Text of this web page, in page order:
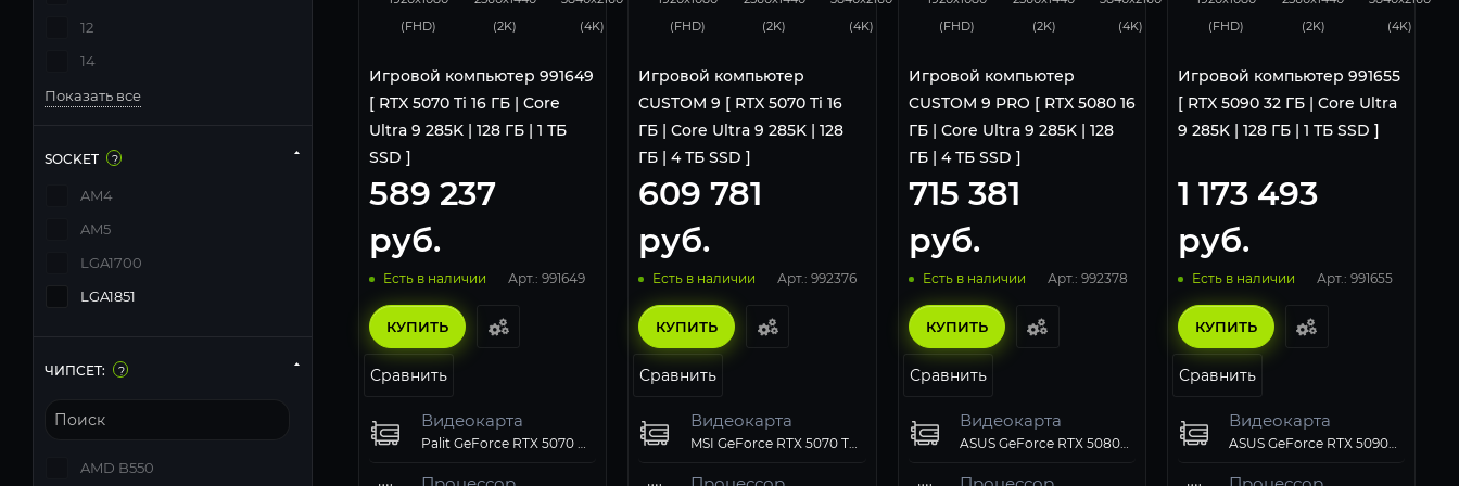
(FHD)
(2K)
(4K)
Игровой компьютер 991649
[ RTX 5070 Ti 16 ГБ | Core
Ultra 9 285K | 128 ГБ | 1 ТБ
SSD ]
589 237
руб.
Есть в наличии Арт.: 991649
КУПИТЬ
Сравнить
Видеокарта
(FHD)
(2K)
(4K)
Игровой компьютер
CUSTOM 9 [ RTX 5070 Ti 16
ГБ | Core Ultra 9 285K | 128
ГБ | 4 ТБ SSD ]
609 781
руб.
Есть в наличии Арт.: 992376
КУПИТЬ
Сравнить
Видеокарта
MSI GeForce RTX 5070 Ti SHADOW 3X OC 16G
(FHD)
(2K)
(4K)
Игровой компьютер
CUSTOM 9 PRO [ RTX 5080 16
ГБ | Core Ultra 9 285K | 128
ГБ | 4 ТБ SSD ]
715 381
руб.
Есть в наличии Арт.: 992378
КУПИТЬ
Сравнить
Видеокарта
(FHD)
(2K)
(4K)
Игровой компьютер 991655
[ RTX 5090 32 ГБ | Core Ultra
9 285K | 128 ГБ | 1 ТБ SSD ]
1 173 493
руб.
Есть в наличии Арт.: 991655
КУПИТЬ
Сравнить
Видеокарта
12
14
Показать все
SOCKET ?
AM4
AM5
LGA1700
LGA1851
ЧИПСЕТ: ?
AMD B550